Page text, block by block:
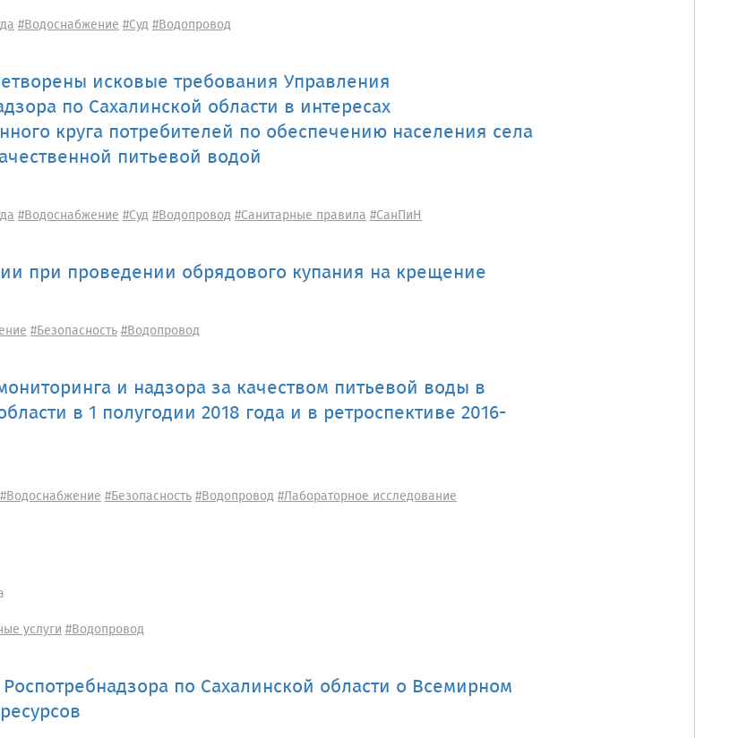
#Водоснабжение#Суд#Водопровод
исковые требования Управления
по Сахалинской области в интересах
круга потребителей по обеспечению населения села
питьевой водой
#Водоснабжение#Суд#Водопровод#Санитарные правила#СанПиН
при проведении обрядового купания на крещение
#Безопасность#Водопровод
и надзора за качеством питьевой воды в
в 1 полугодии 2018 года и в ретроспективе 2016-
#Водоснабжение#Безопасность#Водопровод#Лабораторное исследование
услуги#Водопровод
по Сахалинской области о Всемирном